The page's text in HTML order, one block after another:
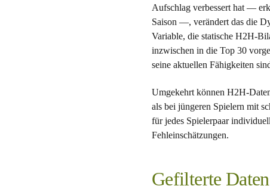
Aufschlag verbessert hat —
Saison —, verändert das die
Variable, die statische H2H-
inzwischen in die Top 30
seine aktuellen Fähigkeiten
Umgekehrt können H2H-
als bei jüngeren Spielern mit
für jedes Spielerpaar
Fehleinschätzungen.
Gefilterte